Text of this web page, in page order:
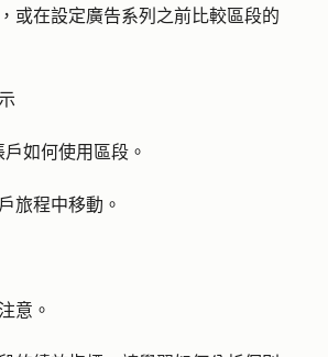
或在設定廣告系列之前比較區段的
如何使用區段。
旅程中移動。
意。